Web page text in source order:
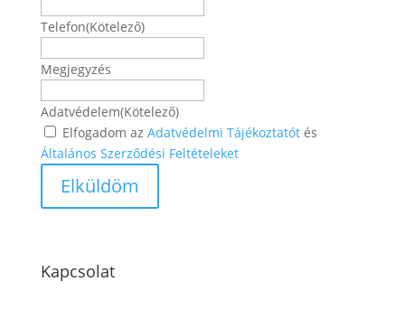
Telefon(Kötelező)
Megjegyzés
Adatvédelem(Kötelező)
Elfogadom az Adatvédelmi Tájékoztatótés
Általános Szerződési Feltételeket
Kapcsolat